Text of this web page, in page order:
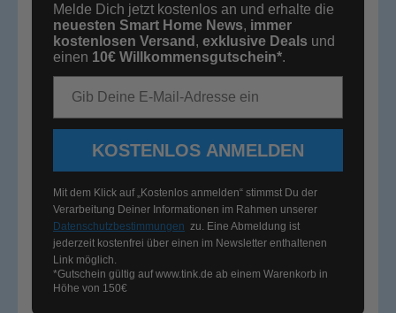
Melde Dich jetzt kostenlos an und erhalte die
neuesten Smart Home News, immer
kostenlosen Versand , exklusive Deals und
einen 10€ Willkommensgutschein*.
KOSTENLOS ANMELDEN
Mit dem Klick auf „Kostenlos anmelden“ stimmst Du der
Verarbeitung Deiner Informationen im Rahmen unserer
Datenschutzbestimmungen zu. Eine Abmeldung ist
jederzeit kostenfrei über einen im Newsletter enthaltenen
Link möglich.
*Gutschein gültig aufwww.tink.de ab einem Warenkorb in
Höhe von 150€